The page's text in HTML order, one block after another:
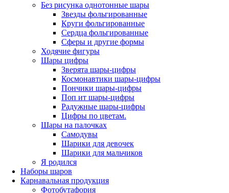
Без рисунка однотонные шары
Звезды фольгированные
Круги фольгированные
Сердца фольгированные
Сферы и другие формы
Ходячие фигуры
Шары цифры
Зверята шары-цифры
Космонавтики шары-цифры
Пончики шары-цифры
Поп ит шары-цифры
Радужные шары-цифры
Цифры по цветам.
Шары на палочках
Самодувы
Шарики для девочек
Шарики для мальчиков
Я родился
Наборы шаров
Карнавальная продукция
Фотобутафория